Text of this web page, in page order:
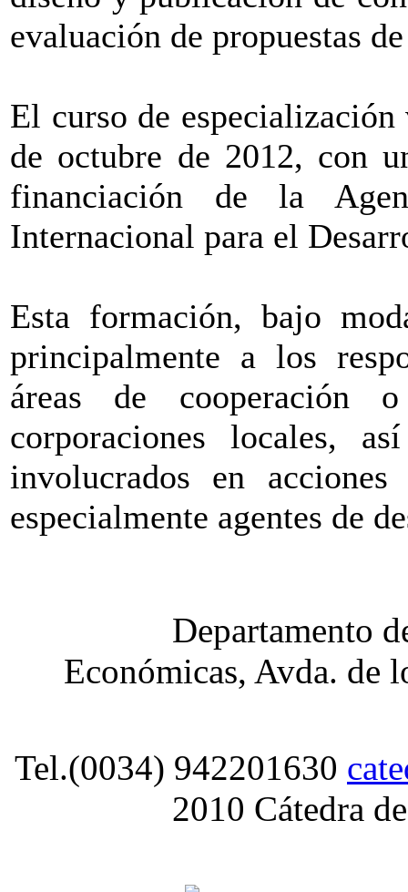
evaluación de propuestas
El curso de
de octubre de 2012, con
financiación de la
Internacional para el
Esta formación, bajo
principalmente a los
áreas de cooperación
corporaciones locales,
involucrados en acciones
especialmente agentes de
Departamento
Económicas, Avda. de
Tel.(0034) 942201630
2010 Cátedra